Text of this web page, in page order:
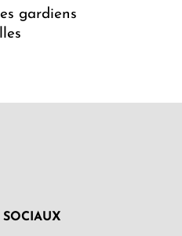
gardiens
SOCIAUX